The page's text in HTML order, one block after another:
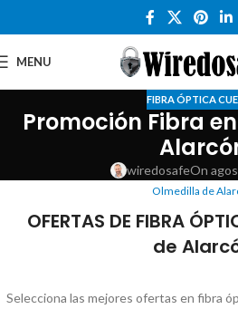
MENU
FIBRA ÓPTICA
Promoción Fibra
wiredosafeOn
Olmedilla de
OFERTAS DE FIBRA
de
Selecciona las mejores ofertas en fibra